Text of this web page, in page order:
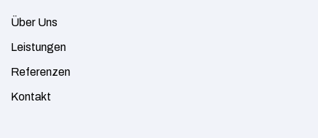
Über Uns
Leistungen
Referenzen
Kontakt